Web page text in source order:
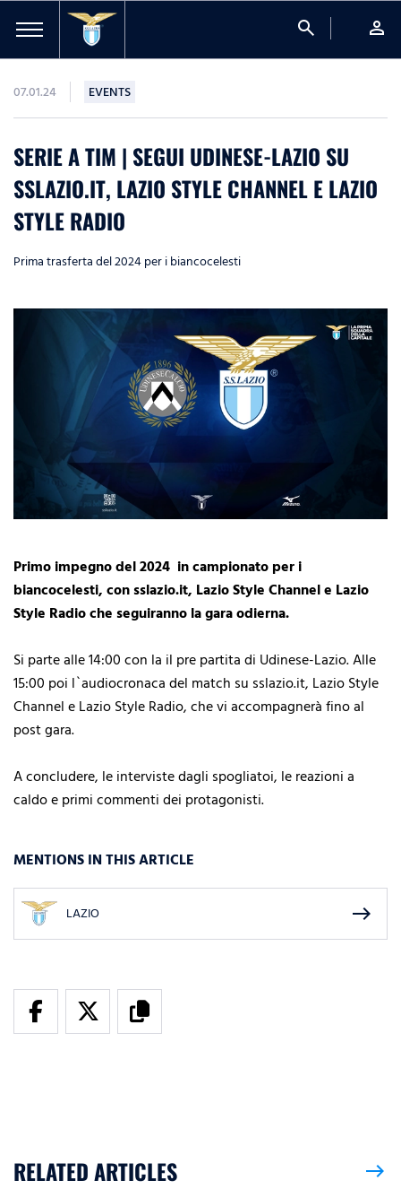
search person
07.01.24 EVENTS
SERIE A TIM | SEGUI UDINESE-LAZIO SU
SSLAZIO.IT, LAZIO STYLE CHANNEL E LAZIO
STYLE RADIO
Prima trasferta del 2024 per i biancocelesti
Primo impegno del 2024 in campionato per i
biancocelesti, con sslazio.it, Lazio Style Channel e Lazio
Style Radio che seguiranno la gara odierna.
Si parte alle 14:00 con la il pre partita di Udinese-Lazio. Alle
15:00 poi l`audiocronaca del match su sslazio.it, Lazio Style
Channel e Lazio Style Radio, che vi accompagnerà fino al
post gara.
A concludere, le interviste dagli spogliatoi, le reazioni a
caldo e primi commenti dei protagonisti.
MENTIONS IN THIS ARTICLE
LAZIO east
RELATED ARTICLES east